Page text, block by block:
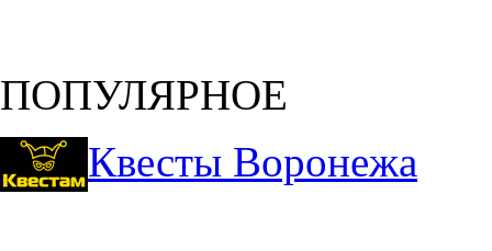
ПОПУЛЯРНОЕ
Квесты Воронежа